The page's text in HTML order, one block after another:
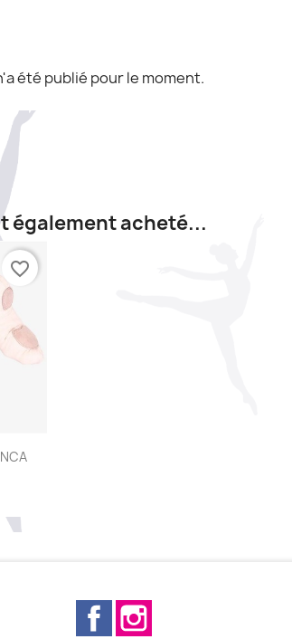
été publié pour le moment.
également acheté...
favorite_border
Facebook